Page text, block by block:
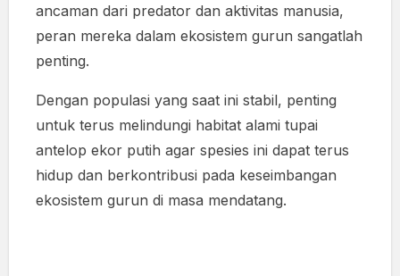
ancaman dari predator dan aktivitas manusia,
peran mereka dalam ekosistem gurun sangatlah
penting.
Dengan populasi yang saat ini stabil, penting
untuk terus melindungi habitat alami tupai
antelop ekor putih agar spesies ini dapat terus
hidup dan berkontribusi pada keseimbangan
ekosistem gurun di masa mendatang.